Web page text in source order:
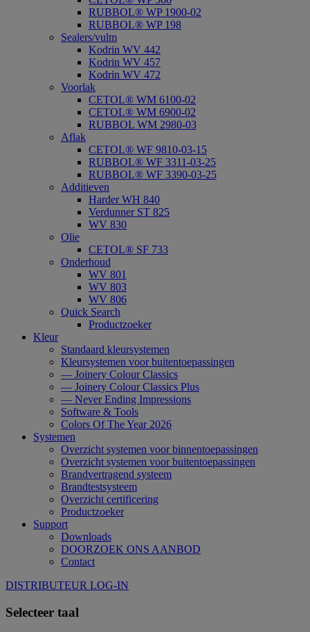
RUBBOL® WP 1900-02
RUBBOL® WP 198
Sealers/vulm
Kodrin WV 442
Kodrin WV 457
Kodrin WV 472
Voorlak
CETOL® WM 6100-02
CETOL® WM 6900-02
RUBBOL WM 2980-03
Aflak
CETOL® WF 9810-03-15
RUBBOL® WF 3311-03-25
RUBBOL® WF 3390-03-25
Additieven
Harder WH 840
Verdunner ST 825
WV 830
Olie
CETOL® SF 733
Onderhoud
WV 801
WV 803
WV 806
Quick Search
Productzoeker
Kleur
Standaard kleursystemen
Kleursystemen voor buitentoepassingen
— Joinery Colour Classics
— Joinery Colour Classics Plus
— Never Ending Impressions
Software & Tools
Colors Of The Year 2026
Systemen
Overzicht systemen voor binnentoepassingen
Overzicht systemen voor buitentoepassingen
Brandvertragend systeem
Brandtestsysteem
Overzicht certificering
Productzoeker
Support
Downloads
DOORZOEK ONS AANBOD
Contact
DISTRIBUTEUR LOG-IN
Selecteer taal